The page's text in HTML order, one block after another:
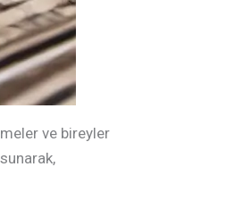
ve bireyler
sunarak,